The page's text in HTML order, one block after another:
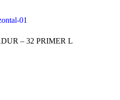
– 32 PRIMER L